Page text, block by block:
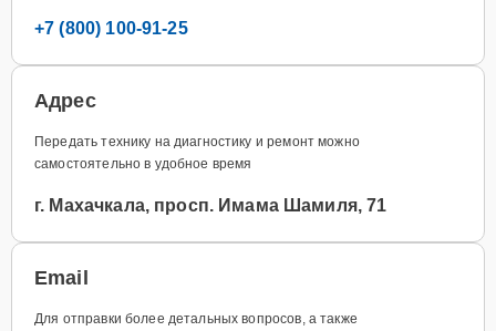
+7 (800) 100-91-25
Адрес
Передать технику на диагностику и ремонт можно
самостоятельно в удобное время
г. Махачкала, просп. Имама Шамиля, 71
Email
Для отправки более детальных вопросов, а также